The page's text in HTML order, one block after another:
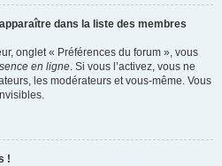
dans la liste des membres
onglet « Préférences du forum », vous
en ligne. Si vous l’activez, vous ne
les modérateurs et vous-même. Vous
!